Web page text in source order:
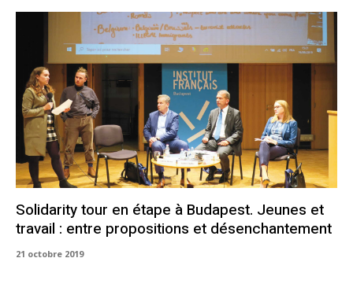
Solidarity tour en étape à Budapest. Jeunes et
travail : entre propositions et désenchantement
21 octobre 2019